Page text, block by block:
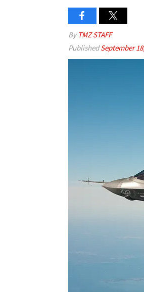
By TMZ STAFF
PublishedSeptember